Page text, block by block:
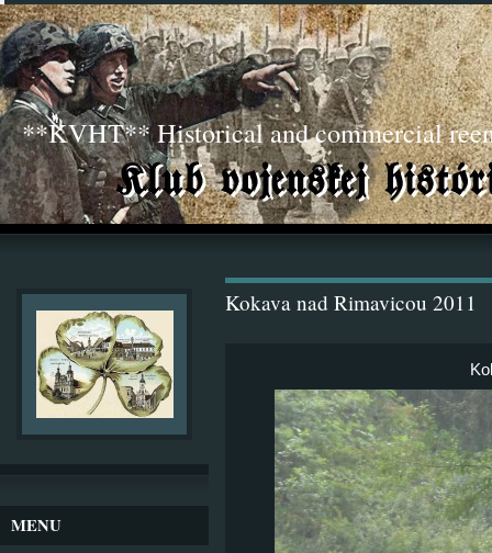
**KVHT** Historical and commercial
Kokava nad Rimavicou 2011
MENU